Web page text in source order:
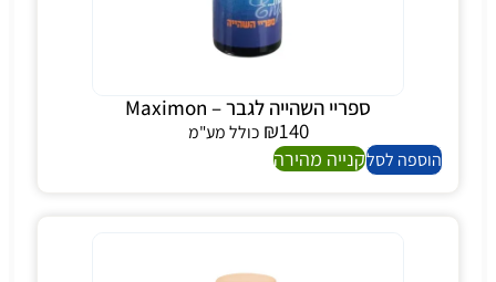
ספריי השהייה לגבר – Maximon
₪140
כולל מע"מ
הוספה לסלקנייה מהירה